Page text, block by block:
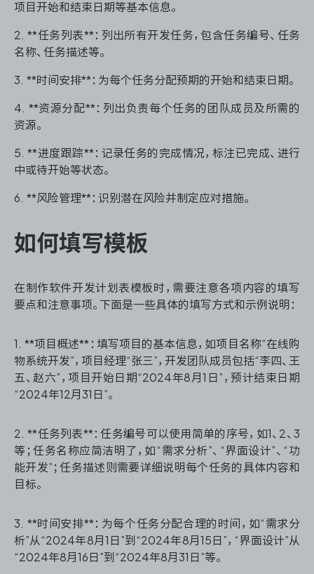
ONES 资讯
项目开始和结束日期等基本信息。
2. **任务列表**：列出所有开发任务，包含任务编号、任务
名称、任务描述等。
3. **时间安排**：为每个任务分配预期的开始和结束日期。
4. **资源分配**：列出负责每个任务的团队成员及所需的
资源。
5. **进度跟踪**：记录任务的完成情况，标注已完成、进行
中或待开始等状态。
6. **风险管理**：识别潜在风险并制定应对措施。
如何填写模板
在制作软件开发计划表模板时，需要注意各项内容的填写
要点和注意事项。下面是一些具体的填写方式和示例说明：
1. **项目概述**：填写项目的基本信息，如项目名称“在线购
物系统开发”，项目经理“张三”，开发团队成员包括“李四、王
五、赵六”，项目开始日期“2024年8月1日”，预计结束日期
“2024年12月31日”。
2. **任务列表**：任务编号可以使用简单的序号，如1、2、3
等；任务名称应简洁明了，如“需求分析”、“界面设计”、“功
能开发”；任务描述则需要详细说明每个任务的具体内容和
目标。
3. **时间安排**：为每个任务分配合理的时间，如“需求分
析”从“2024年8月1日”到“2024年8月15日”，“界面设计”从
“2024年8月16日”到“2024年8月31日”等。